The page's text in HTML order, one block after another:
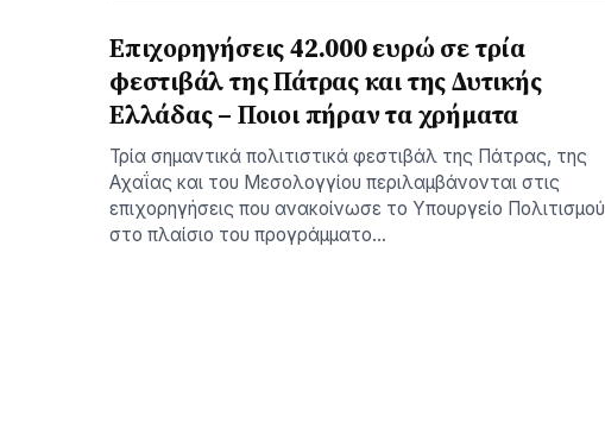
Επιχορηγήσεις 42.000 ευρώ σε τρία
φεστιβάλ της Πάτρας και της Δυτικής
Ελλάδας – Ποιοι πήραν τα χρήματα
Τρία σημαντικά πολιτιστικά φεστιβάλ της Πάτρας, της
Αχαΐας και του Μεσολογγίου περιλαμβάνονται στις
επιχορηγήσεις που ανακοίνωσε το Υπουργείο Πολιτισμού
στο πλαίσιο του προγράμματο…